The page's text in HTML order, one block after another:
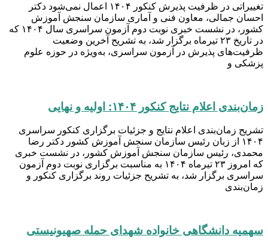
تغییراتی در ظرفیت پذیرش کنکور ۱۴۰۴ اعمال نمی‌شود دکتر
احسان جمالی، معاون فنی و آماری سازمان سنجش آموزش
کشور، در نشست خبری نوبت دوم آزمون سراسری سال ۱۴۰۴ که
در تاریخ ۲۳ تیرماه برگزار شد، به تشریح آخرین وضعیت
ظرفیت‌های پذیرش در آزمون سراسری، به‌ویژه در حوزه علوم
پزشکی و
زمان‌بندی اعلام نتایج کنکور ۱۴۰۴: اولیه و نهایی
تشریح زمان‌بندی اعلام نتایج و جزئیات برگزاری کنکور سراسری
۱۴۰۴ از زبان رئیس سازمان سنجش آموزش کشور دکتر رضا
محمدی، رئیس سازمان سنجش آموزش کشور، در نشست خبری
که امروز ۲۳ تیرماه ۱۴۰۴ به مناسبت برگزاری نوبت دوم آزمون
سراسری برگزار شد، به تشریح جزئیات روند برگزاری کنکور و
زمان‌بندی
سهمیه دانشگاهی خانواده شهدای حمله صهیونیستی